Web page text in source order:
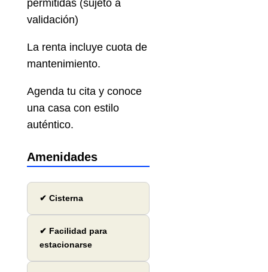
permitidas (sujeto a
validación)
La renta incluye cuota de
mantenimiento.
Agenda tu cita y conoce
una casa con estilo
auténtico.
Amenidades
✔ Cisterna
✔ Facilidad para
estacionarse